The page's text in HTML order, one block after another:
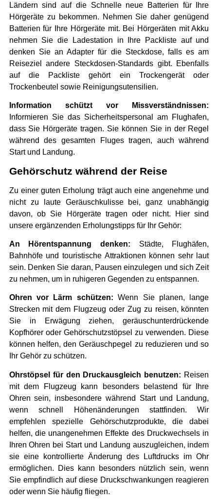
Ländern sind auf die Schnelle neue Batterien für Ihre
Hörgeräte zu bekommen. Nehmen Sie daher genügend
Batterien für Ihre Hörgeräte mit. Bei Hörgeräten mit Akku
nehmen Sie die Ladestation in Ihre Packliste auf und
denken Sie an Adapter für die Steckdose, falls es am
Reiseziel andere Steckdosen-Standards gibt. Ebenfalls
auf die Packliste gehört ein Trockengerät oder
Trockenbeutel sowie Reinigungsutensilien.
Information schützt vor Missverständnissen:
Informieren Sie das Sicherheitspersonal am Flughafen,
dass Sie Hörgeräte tragen. Sie können Sie in der Regel
während des gesamten Fluges tragen, auch während
Start und Landung.
Gehörschutz während der Reise
Zu einer guten Erholung trägt auch eine angenehme und
nicht zu laute Geräuschkulisse bei, ganz unabhängig
davon, ob Sie Hörgeräte tragen oder nicht. Hier sind
unsere ergänzenden Erholungstipps für Ihr Gehör:
An Hörentspannung denken: Städte, Flughäfen,
Bahnhöfe und touristische Attraktionen können sehr laut
sein. Denken Sie daran, Pausen einzulegen und sich Zeit
zu nehmen, um in ruhigeren Gegenden zu entspannen.
Ohren vor Lärm schützen: Wenn Sie planen, lange
Strecken mit dem Flugzeug oder Zug zu reisen, könnten
Sie in Erwägung ziehen, geräuschunterdrückende
Kopfhörer oder Gehörschutzstöpsel zu verwenden. Diese
können helfen, den Geräuschpegel zu reduzieren und so
Ihr Gehör zu schützen.
Ohrstöpsel für den Druckausgleich benutzen: Reisen
mit dem Flugzeug kann besonders belastend für Ihre
Ohren sein, insbesondere während Start und Landung,
wenn schnell Höhenänderungen stattfinden. Wir
empfehlen spezielle Gehörschutzprodukte, die dabei
helfen, die unangenehmen Effekte des Druckwechsels in
Ihren Ohren bei Start und Landung auszugleichen, indem
sie eine kontrollierte Änderung des Luftdrucks im Ohr
ermöglichen. Dies kann besonders nützlich sein, wenn
Sie empfindlich auf diese Druckschwankungen reagieren
oder wenn Sie häufig fliegen.